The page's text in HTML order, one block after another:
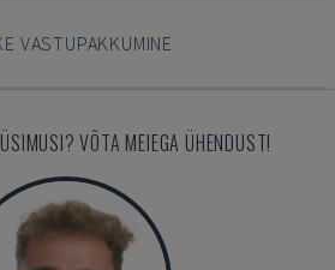
VASTUPAKKUMINE
VÕTA MEIEGA ÜHENDUST!